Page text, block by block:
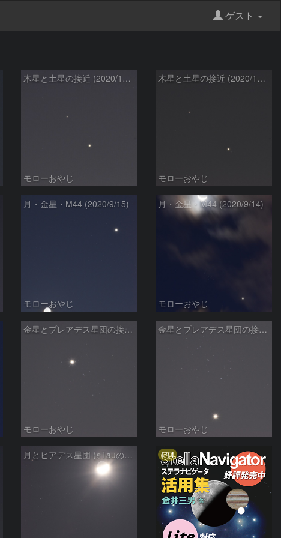
ゲスト
木星と土星の接近 (2020/12/13)
モローおやじ
木星と土星の接近 (2020/12/9)
モローおやじ
月・金星・M44 (2020/9/15)
モローおやじ
月・金星・M44 (2020/9/14)
モローおやじ
金星とプレアデス星団の接近 (2020/4/4)
モローおやじ
金星とプレアデス星団の接近 (2020/4/2)
モローおやじ
月とヒアデス星団 (εTauの潜入) PR